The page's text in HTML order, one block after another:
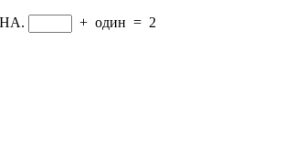
+ один = 2